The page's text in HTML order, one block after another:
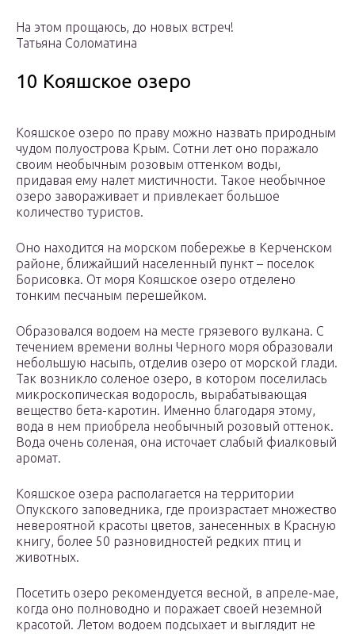
На этом прощаюсь, до новых встреч!
Татьяна Соломатина
10 Кояшское озеро
Кояшское озеро по праву можно назвать природным
чудом полуострова Крым. Сотни лет оно поражало
своим необычным розовым оттенком воды,
придавая ему налет мистичности. Такое необычное
озеро завораживает и привлекает большое
количество туристов.
Оно находится на морском побережье в Керченском
районе, ближайший населенный пункт – поселок
Борисовка. От моря Кояшское озеро отделено
тонким песчаным перешейком.
Образовался водоем на месте грязевого вулкана. С
течением времени волны Черного моря образовали
небольшую насыпь, отделив озеро от морской глади.
Так возникло соленое озеро, в котором поселилась
микроскопическая водоросль, вырабатывающая
вещество бета-каротин. Именно благодаря этому,
вода в нем приобрела необычный розовый оттенок.
Вода очень соленая, она источает слабый фиалковый
аромат.
Кояшское озера располагается на территории
Опукского заповедника, где произрастает множество
невероятной красоты цветов, занесенных в Красную
книгу, более 50 разновидностей редких птиц и
животных.
Посетить озеро рекомендуется весной, в апреле-мае,
когда оно полноводно и поражает своей неземной
красотой. Летом водоем подсыхает и выглядит не